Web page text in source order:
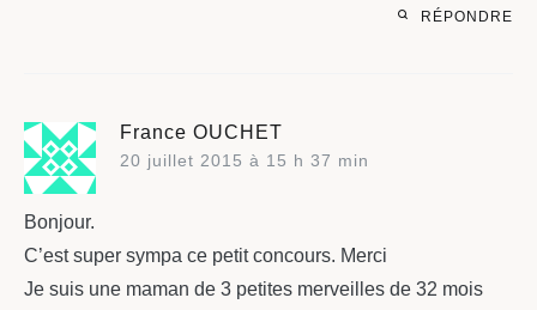
RÉPONDRE
France OUCHET
20 juillet 2015 à 15 h 37 min
Bonjour.
C’est super sympa ce petit concours. Merci
Je suis une maman de 3 petites merveilles de 32 mois